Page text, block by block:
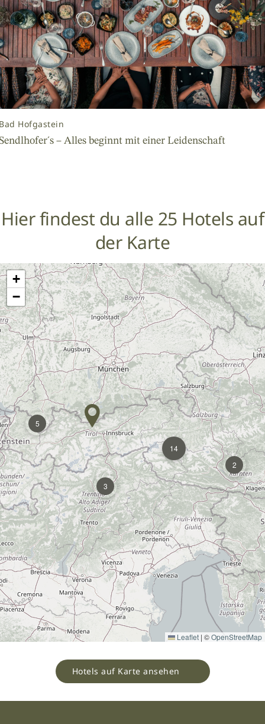
Hofgastein
– Alles beginnt mit einer Leidenschaft
Hier findest du alle 25 Hotels auf
der Karte
5
3
2
14
+
−
Leaflet | ©OpenStreetMap
Hotels auf Karte ansehen